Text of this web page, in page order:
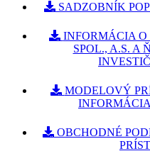
SADZOBNÍK
INFORMÁCIA O
SPOL., A.S. A
MODELOVÝ
OBCHODNÉ